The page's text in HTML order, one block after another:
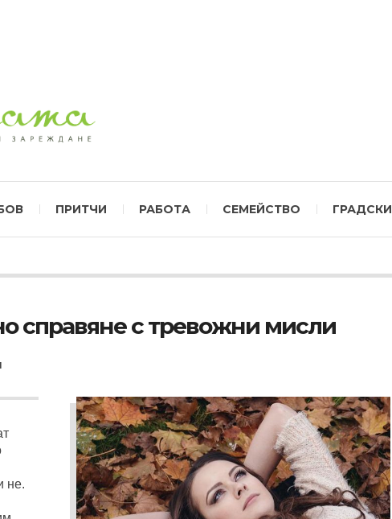
ПРИТЧИ РАБОТА СЕМЕЙСТВО ГРАДСКИ
справяне с тревожни мисли
не.